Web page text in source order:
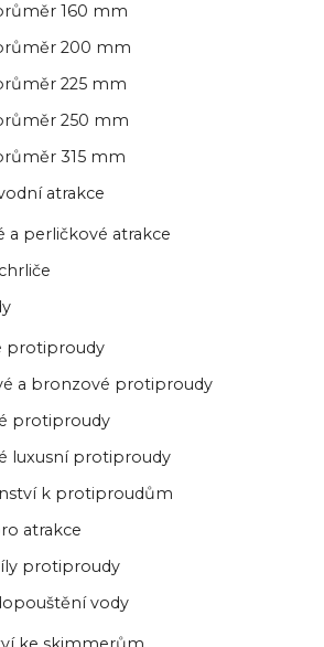
160 mm
200 mm
225 mm
250 mm
315 mm
atrakce
a perličkové atrakce
protiproudy
a bronzové protiproudy
protiproudy
luxusní protiproudy
k protiproudům
atrakce
protiproudy
vody